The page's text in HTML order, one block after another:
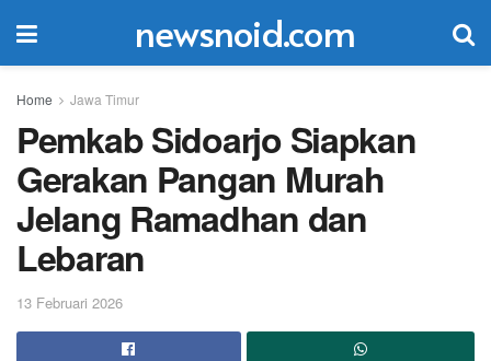
newsnoid.com
Home Jawa Timur
Pemkab Sidoarjo Siapkan
Gerakan Pangan Murah
Jelang Ramadhan dan
Lebaran
13 Februari 2026